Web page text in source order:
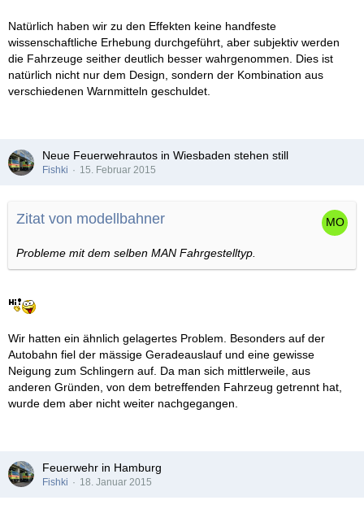
Natürlich haben wir zu den Effekten keine handfeste
wissenschaftliche Erhebung durchgeführt, aber subjektiv werden
die Fahrzeuge seither deutlich besser wahrgenommen. Dies ist
natürlich nicht nur dem Design, sondern der Kombination aus
verschiedenen Warnmitteln geschuldet.
Neue Feuerwehrautos in Wiesbaden stehen still
Fishki 15. Februar 2015
Zitat von modellbahner
Probleme mit dem selben MAN Fahrgestelltyp.
Wir hatten ein ähnlich gelagertes Problem. Besonders auf der
Autobahn fiel der mässige Geradeauslauf und eine gewisse
Neigung zum Schlingern auf. Da man sich mittlerweile, aus
anderen Gründen, von dem betreffenden Fahrzeug getrennt hat,
wurde dem aber nicht weiter nachgegangen.
Feuerwehr in Hamburg
Fishki 18. Januar 2015